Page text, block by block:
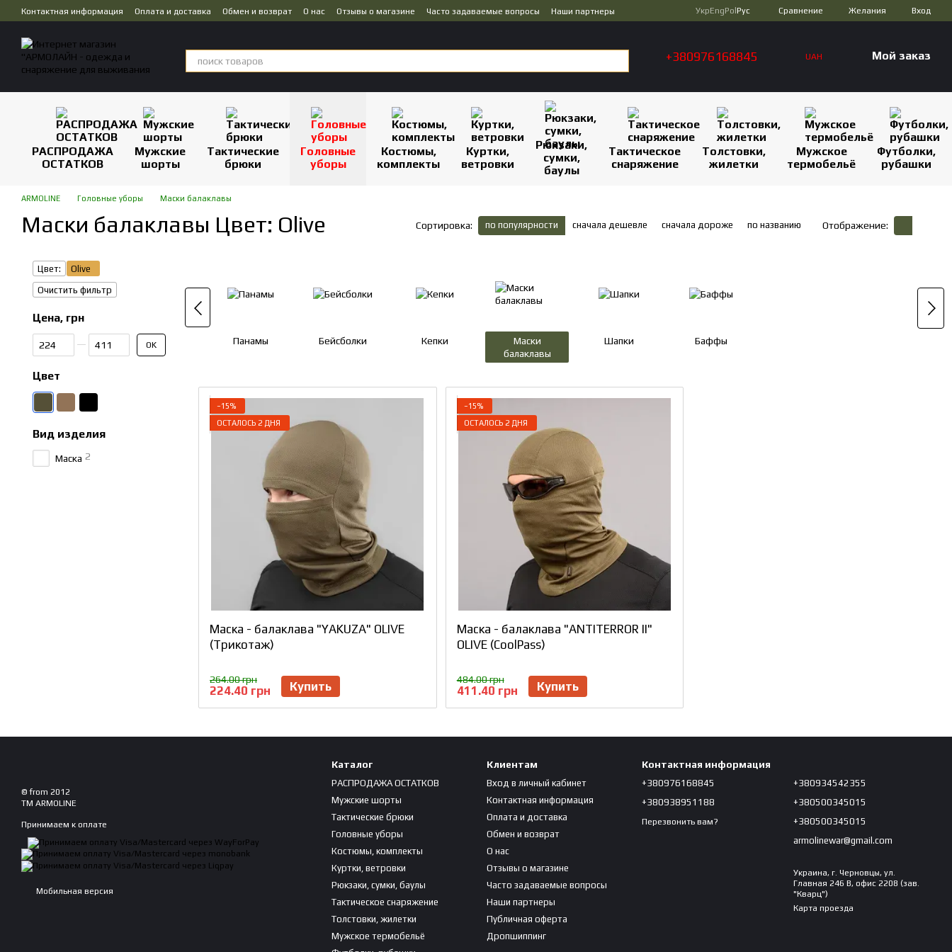
Перейти к основному контенту
Контактная информация Оплата и доставка Обмен и возврат О нас Отзывы о магазине Часто задаваемые вопросы
Наши партнеры
УкрEngPol Рус Сравнение Желания Вход
+380976168845 UAH Мой заказ
РАСПРОДАЖА
ОСТАТКОВ
Мужские
шорты
Тактические
брюки
Головные
уборы
Костюмы,
комплекты
Куртки,
ветровки
Рюкзаки,
сумки,
баулы
Тактическое
снаряжение
Толстовки,
жилетки
Мужское
термобельё
Футболки,
рубашки
ARMOLINE Головные уборы Маски балаклавы
Маски балаклавы Цвет: Olive Сортировка: по популярности сначала дешевле сначала дороже по названию Отображение:
Панамы Бейсболки Кепки
Маски
балаклавы
Шапки Баффы
−15%
ОСТАЛОСЬ 2 ДНЯ
Маска - балаклава "YAKUZA" OLIVE
(Трикотаж)
264.00 грн
224.40 грн Купить
−15%
ОСТАЛОСЬ 2 ДНЯ
Маска - балаклава "ANTITERROR II"
OLIVE (CoolPass)
484.00 грн
411.40 грн Купить
Цвет:
Olive
Очистить фильтр
Цена, грн
OK
Цвет
Вид изделия
Маска 2
© from 2012
TM ARMOLINE
Принимаем к оплате
Мобильная версия
Каталог
РАСПРОДАЖА ОСТАТКОВ
Мужские шорты
Тактические брюки
Головные уборы
Костюмы, комплекты
Куртки, ветровки
Рюкзаки, сумки, баулы
Тактическое снаряжение
Толстовки, жилетки
Мужское термобельё
Клиентам
Вход в личный кабинет
Контактная информация
Оплата и доставка
Обмен и возврат
О нас
Отзывы о магазине
Часто задаваемые вопросы
Наши партнеры
Публичная оферта
Дропшиппинг
Контактная информация
+380976168845
+380938951188
Перезвонить вам?
+380934542355
+380500345015
+380500345015
armolinewar@gmail.com
Украина, г. Черновцы, ул.
Главная 246 В, офис 2208 (зав.
"Кварц")
Карта проезда